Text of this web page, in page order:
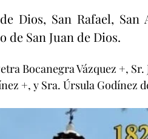
Dios, San Rafael,
de San Juan de Dios.
Bocanegra Vázquez +,
+, y Sra. Úrsula Godínez